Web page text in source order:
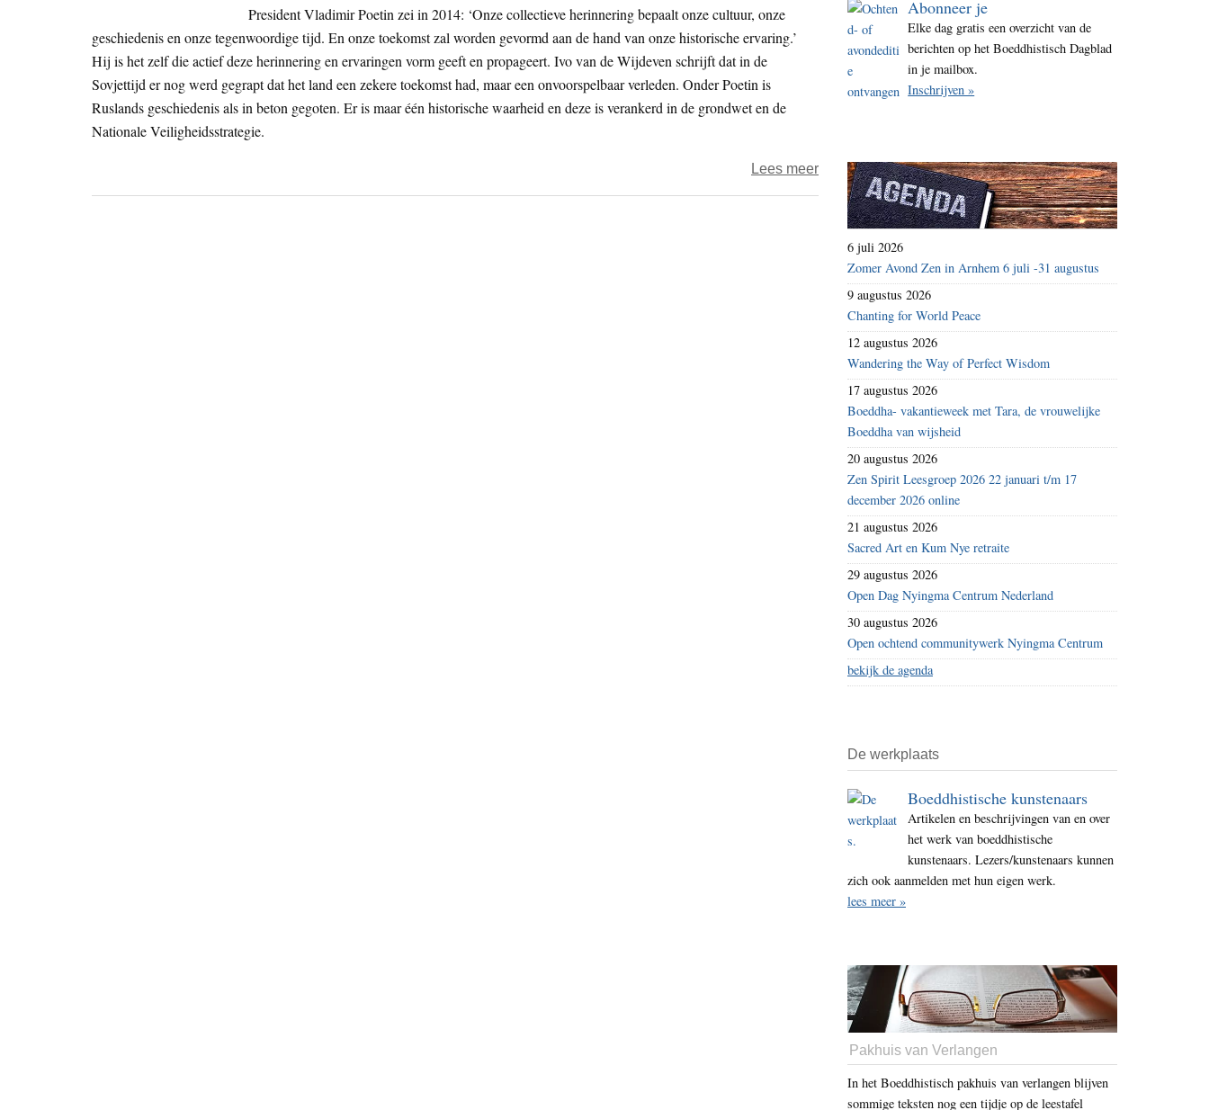
i
t
President Vladimir Poetin zei in 2014: ‘Onze collectieve herinnering bepaalt onze cultuur, onze
geschiedenis en onze tegenwoordige tijd. En onze toekomst zal worden gevormd aan de hand van onze historische ervaring.’
Hij is het zelf die actief deze herinnering en ervaringen vorm geeft en propageert. Ivo van de Wijdeven schrijft dat in de
Sovjettijd er nog werd gegrapt dat het land een zekere toekomst had, maar een onvoorspelbaar verleden. Onder Poetin is
Ruslands geschiedenis als in beton gegoten. Er is maar één historische waarheid en deze is verankerd in de grondwet en de
Nationale Veiligheidsstrategie.
Lees meerover
Geschiedenis
Abonneer je
Elke dag gratis een overzicht van de
berichten op het Boeddhistisch Dagblad
in je mailbox.
Inschrijven »
6 juli 2026
Zomer Avond Zen in Arnhem 6 juli -31 augustus
9 augustus 2026
Chanting for World Peace
12 augustus 2026
Wandering the Way of Perfect Wisdom
17 augustus 2026
Boeddha- vakantieweek met Tara, de vrouwelijke
Boeddha van wijsheid
20 augustus 2026
Zen Spirit Leesgroep 2026 22 januari t/m 17
december 2026 online
21 augustus 2026
Sacred Art en Kum Nye retraite
29 augustus 2026
Open Dag Nyingma Centrum Nederland
30 augustus 2026
Open ochtend communitywerk Nyingma Centrum
bekijk de agenda
De werkplaats
Boeddhistische kunstenaars
Artikelen en beschrijvingen van en over
het werk van boeddhistische
kunstenaars. Lezers/kunstenaars kunnen
zich ook aanmelden met hun eigen werk.
lees meer »
Pakhuis van Verlangen
In het Boeddhistisch pakhuis van verlangen blijven
sommige teksten nog een tijdje op de leestafel